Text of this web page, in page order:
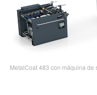
MetalCoat 483 con máquina de